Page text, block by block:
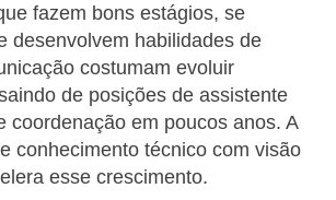
fazem bons estágios, se
desenvolvem habilidades de
costumam evoluir
de posições de assistente
coordenação em poucos anos. A
conhecimento técnico com visão
esse crescimento.